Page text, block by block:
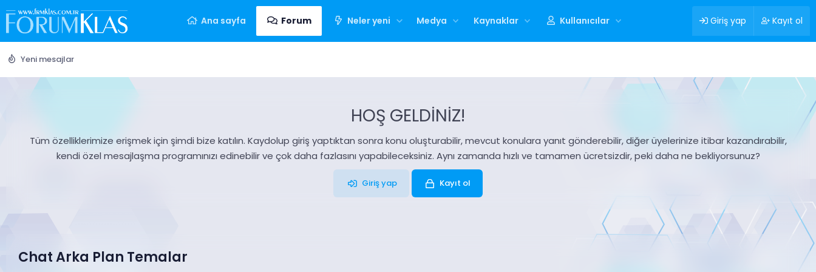
Ana sayfa Forum Neler yeni Medya Kaynaklar Kullanıcılar Giriş yap Kayıt ol
Yeni mesajlar
HOŞ GELDİNİZ!
Tüm özelliklerimize erişmek için şimdi bize katılın. Kaydolup giriş yaptıktan sonra konu oluşturabilir, mevcut konulara yanıt gönderebilir, diğer üyelerinize itibar kazandırabilir,
kendi özel mesajlaşma programınızı edinebilir ve çok daha fazlasını yapabileceksiniz. Aynı zamanda hızlı ve tamamen ücretsizdir, peki daha ne bekliyorsunuz?
Giriş yap Kayıt ol
Chat Arka Plan Temalar